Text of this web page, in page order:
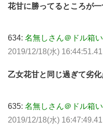
花甘に勝ってるところが
634: 名無しさん＠ドル箱
2019/12/18(水)
乙女花甘と同じ過ぎて劣
635: 名無しさん＠ドル箱
2019/12/18(水)